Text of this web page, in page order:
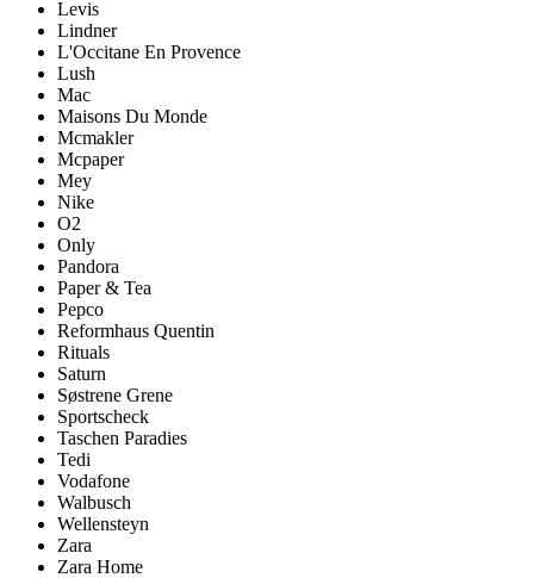
Levis
Lindner
L'Occitane En Provence
Lush
Mac
Maisons Du Monde
Mcmakler
Mcpaper
Mey
Nike
O2
Only
Pandora
Paper & Tea
Pepco
Reformhaus Quentin
Rituals
Saturn
Søstrene Grene
Sportscheck
Taschen Paradies
Tedi
Vodafone
Walbusch
Wellensteyn
Zara
Zara Home